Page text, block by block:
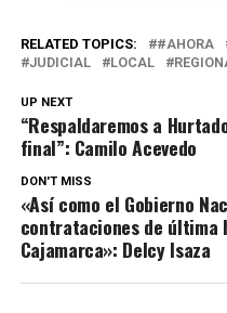
RELATED TOPICS: #AHORA
JUDICIAL
LOCAL
UP NEXT
“Respaldaremos a
final”: Camilo Acevedo
DON'T MISS
«Así como el Gobierno
contrataciones de última
Cajamarca»: Delcy Isaza